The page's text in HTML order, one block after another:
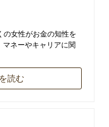
の女性がお金の知性を
ネーやキャリアに関
読む